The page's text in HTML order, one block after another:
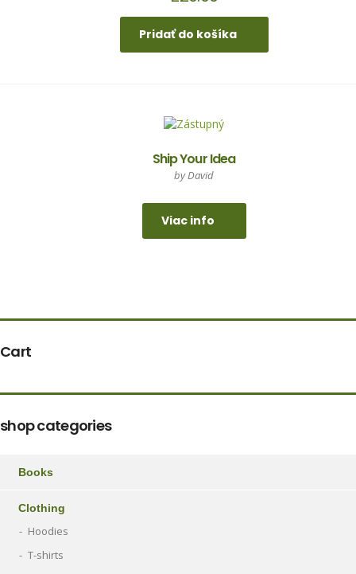
Pridať do košíka
Ship Your Idea
by David
Viac info
Cart
shop categories
Books
Clothing
Hoodies
T-shirts